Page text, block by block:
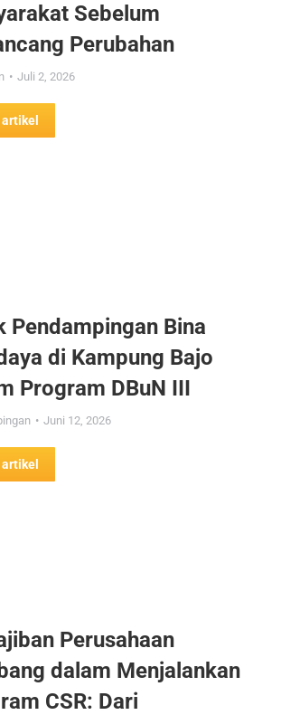
Sebelum
Perubahan
Juli 2, 2026
Pendampingan Bina
di Kampung Bajo
Program DBuN III
Juni 12, 2026
Perusahaan
dalam Menjalankan
CSR: Dari